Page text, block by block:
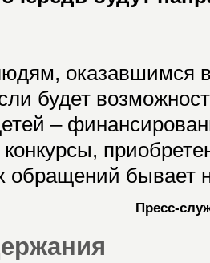
оказавшимся
будет
–
обращений бывает
Пресс-